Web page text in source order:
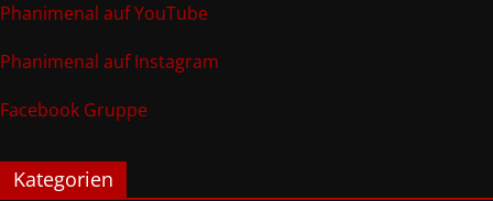
Phanimenal auf YouTube
Phanimenal auf Instagram
Facebook Gruppe
Kategorien